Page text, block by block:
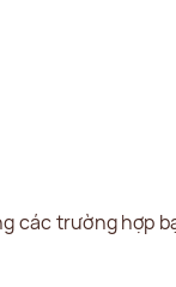
các trường hợp